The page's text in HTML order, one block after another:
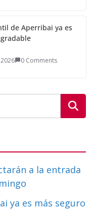
de Aperribai ya es
0 Comments
a la entrada
ya es más seguro